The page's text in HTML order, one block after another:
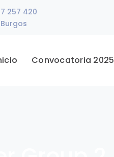
257 420
Convocatoria 2025